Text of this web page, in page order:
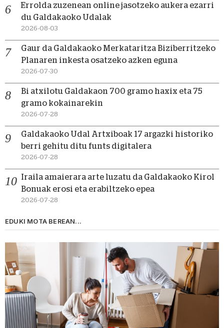
Errolda zuzenean online jasotzeko aukera ezarri
du Galdakaoko Udalak
2026-08-03
Gaur da Galdakaoko Merkataritza Biziberritzeko
Planaren inkesta osatzeko azken eguna
2026-07-30
Bi atxilotu Galdakaon 700 gramo haxix eta 75
gramo kokainarekin
2026-07-28
Galdakaoko Udal Artxiboak 17 argazki historiko
berri gehitu ditu funts digitalera
2026-07-28
Iraila amaierara arte luzatu da Galdakaoko Kirol
Bonuak erosi eta erabiltzeko epea
2026-07-28
EDUKI MOTA BEREAN...